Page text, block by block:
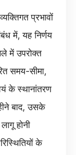
प्रभावों
में, यह निर्णय
में उपरोक्त
समय-सीमा,
के स्थानांतरण
बाद, उसके
होनी
के